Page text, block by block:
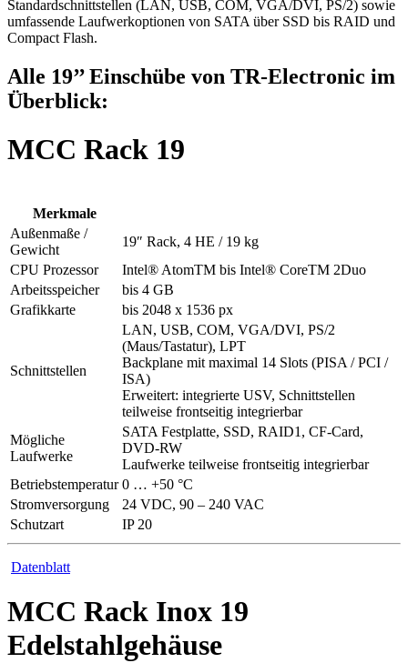
Standardschnittstellen (LAN, USB, COM, VGA/DVI, PS/2) sowie
umfassende Laufwerkoptionen von SATA über SSD bis RAID und
Compact Flash.
Alle 19’’ Einschübe von TR-Electronic im
Überblick:
MCC Rack 19
Merkmale
Außenmaße /
Gewicht
19″ Rack, 4 HE / 19 kg
CPU Prozessor
Intel® AtomTM bis Intel® CoreTM 2Duo
Arbeitsspeicher
bis 4 GB
Grafikkarte
bis 2048 x 1536 px
Schnittstellen
LAN, USB, COM, VGA/DVI, PS/2
(Maus/Tastatur), LPT
Backplane mit maximal 14 Slots (PISA / PCI /
ISA)
Erweitert: integrierte USV, Schnittstellen
teilweise frontseitig integrierbar
Mögliche
Laufwerke
SATA Festplatte, SSD, RAID1, CF-Card,
DVD-RW
Laufwerke teilweise frontseitig integrierbar
Betriebstemperatur 0 … +50 °C
Stromversorgung
24 VDC, 90 – 240 VAC
Schutzart
IP 20
Datenblatt
MCC Rack Inox 19
Edelstahlgehäuse